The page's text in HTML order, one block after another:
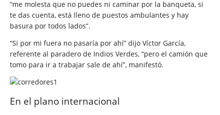
“me molesta que no puedes ni caminar por la banqueta, si
te das cuenta, está lleno de puestos ambulantes y hay
basura por todos lados”.
“Si por mi fuera no pasaría por ahí” dijo Víctor García,
referente al paradero de Indios Verdes, “pero el camión que
tomo para ir a trabajar sale de ahí”, manifestó.
En el plano internacional